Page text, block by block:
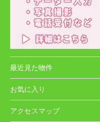
最近見た物件
お気に入り
アクセスマップ